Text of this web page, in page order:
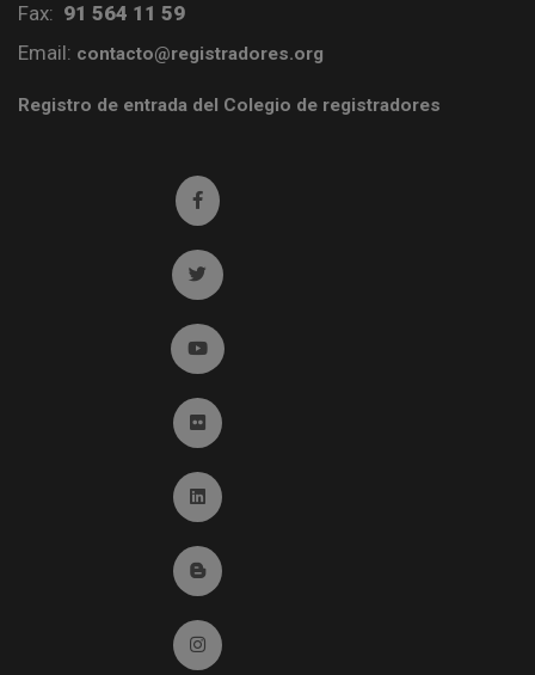
Fax: 91 564 11 59
Email: contacto@registradores.org
Registro de entrada del Colegio de registradores
Ir a facebook (abre en ventana nueva)
Ir a twitter (abre en ventana nueva)
Ir a YouTube (abre en ventana nueva)
Ir a Flickr (abre en ventana nueva)
Ir a Linkedin (abre en ventana nueva)
Ir al Blog (abre en ventana nueva)
Ir a Instagram (abre en ventana nueva)